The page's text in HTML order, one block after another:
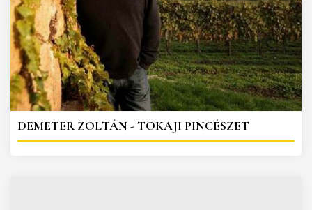
DEMETER ZOLTÁN - TOKAJI PINCÉSZET